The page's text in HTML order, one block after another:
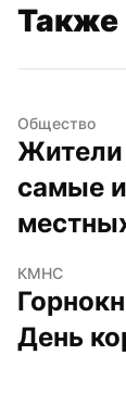
Также
Общество
Жители
самые
КМНС
День